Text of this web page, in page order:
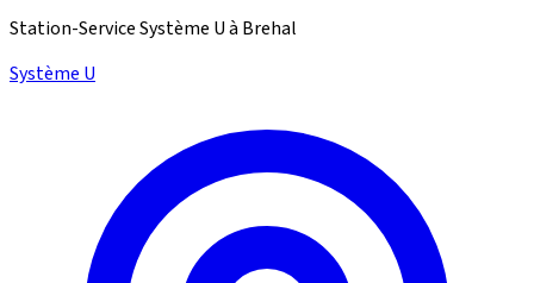
Station-Service Système U à Brehal
Système U